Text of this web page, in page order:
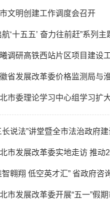
文明创建工作调度会召开
航‘十五五’ 奋力往前赶”系列
调研高铁西站片区项目建设
市委理论学习中心组学习扩
长说法”讲堂暨全市法治政府
市发展改革委实地走访 推动
智翱翔 低空英才汇” 省政府
市发展改革委开展“五一”假